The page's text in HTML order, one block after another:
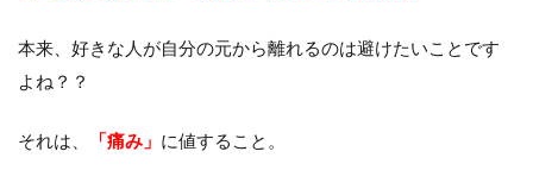
本来、好きな人が自分の元から離れるのは避けたいことです
よね？？
それは、 「痛み」 に値すること。